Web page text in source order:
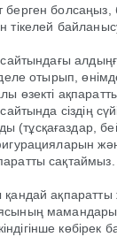
болсаңыз,
тікелей
отырып,
өзекті
сіздің
(тұсқағаздар,
сақтаймыз.
қандай
мамандары
көбірек